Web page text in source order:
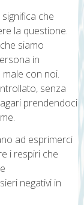
che
la questione.
siamo
in
con noi.
senza
prendendoci
ad esprimerci
i respiri che
negativi in